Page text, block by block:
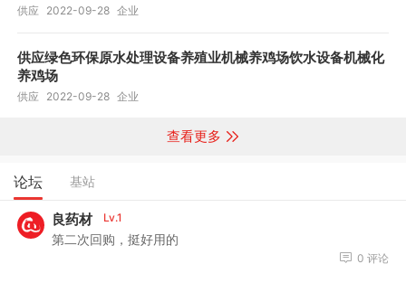
供应 2022-09-28 企业
供应绿色环保原水处理设备养殖业机械养鸡场饮水设备机械化
养鸡场
供应 2022-09-28 企业
查看更多
论坛 基站
良药材 Lv.1
第二次回购，挺好用的
0 评论